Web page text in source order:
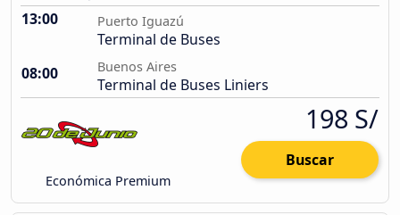
13:00 Puerto Iguazú
Terminal de Buses
08:00
Buenos Aires
Terminal de Buses Liniers
Económica Premium
198 S/
Buscar